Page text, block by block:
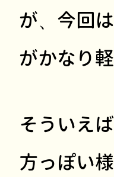
が、今回
がかなり
そういえ
方っぽい